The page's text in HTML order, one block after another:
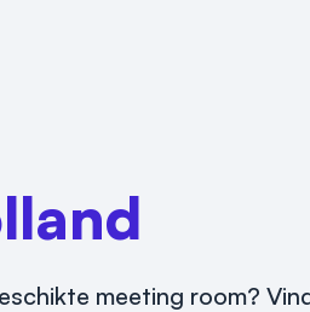
meeting room?